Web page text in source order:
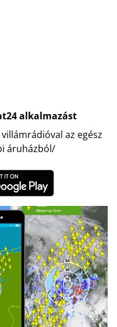
alkalmazást
az egész
áruházból/